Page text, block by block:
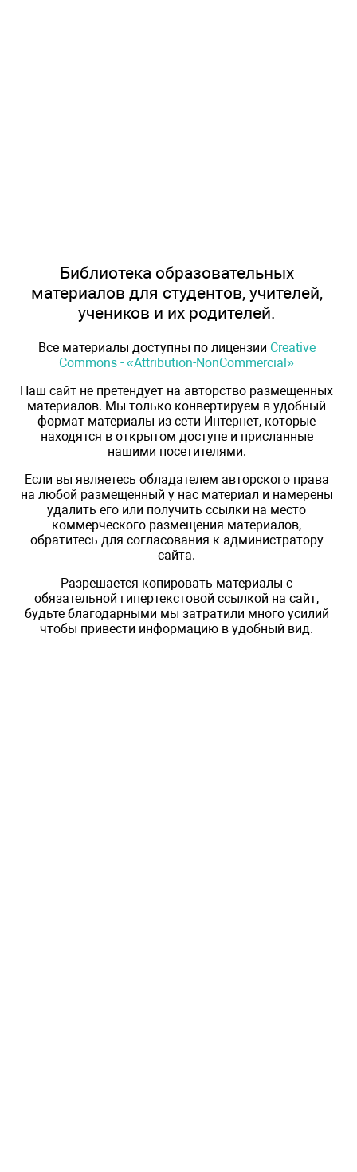
Библиотека образовательных
материалов для студентов, учителей,
учеников и их родителей.
Все материалы доступны по лицензии Creative
Commons - «Attribution-NonCommercial»
Наш сайт не претендует на авторство размещенных
материалов. Мы только конвертируем в удобный
формат материалы из сети Интернет, которые
находятся в открытом доступе и присланные
нашими посетителями.
Если вы являетесь обладателем авторского права
на любой размещенный у нас материал и намерены
удалить его или получить ссылки на место
коммерческого размещения материалов,
обратитесь для согласования к администратору
сайта.
Разрешается копировать материалы с
обязательной гипертекстовой ссылкой на сайт,
будьте благодарными мы затратили много усилий
чтобы привести информацию в удобный вид.